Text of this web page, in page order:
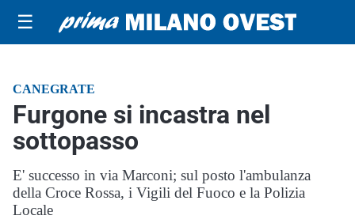
☰
CANEGRATE
Furgone si incastra nel
sottopasso
E' successo in via Marconi; sul posto l'ambulanza
della Croce Rossa, i Vigili del Fuoco e la Polizia
Locale